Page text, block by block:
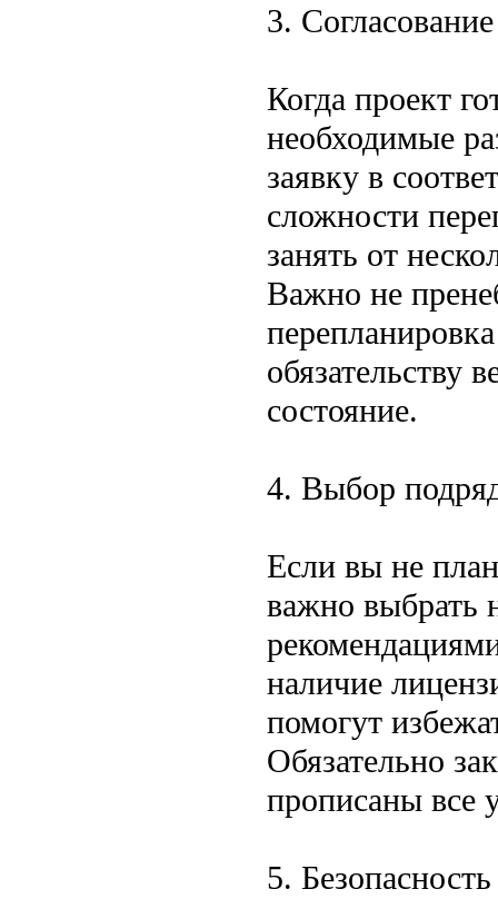
3.
Когда проект
необходимые
заявку в
сложности
занять от
Важно не
обязательству
состояние.
4. Выбор
Если вы не
важно выбрать
наличие
помогут
Обязательно
прописаны все
5.